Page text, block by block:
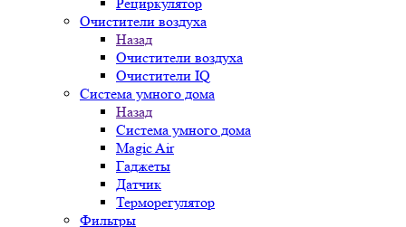
Очистители воздуха
Назад
Очистители воздуха
Очистители IQ
Система умного дома
Назад
Система умного дома
Magic Air
Гаджеты
Датчик
Терморегулятор
Фильтры